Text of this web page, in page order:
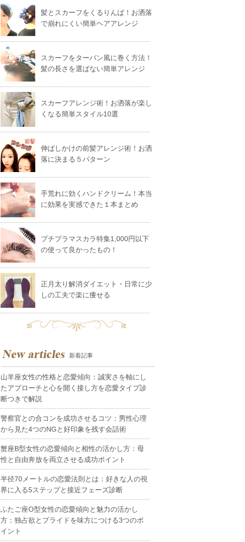
髪とスカーフをくるりんぱ！お洒落
で崩れにくい簡単ヘアアレンジ
スカーフをターバン風に巻く方法！
髪の長さを選ばない簡単アレンジ
スカーフアレンジ術！お洒落が楽し
くなる簡単スタイル10選
伸ばしかけの前髪アレンジ術！お洒
落に決まる５パターン
手荒れに効くハンドクリーム！本当
に効果を実感できた１本まとめ
プチプラマスカラ特集1,000円以下
の使って良かったもの！
正月太り解消ダイエット・日常に少
しの工夫で楽に痩せる
新着記事
山羊座女性の性格と恋愛傾向：誠実さを軸にし
たアプローチと心を開く接し方を恋愛タイプ診
断つきで解説
警察官との合コンを成功させるコツ：男性心理
から見た4つのNGと好印象を残す会話術
蟹座B型女性の恋愛傾向と相性の活かし方：母
性と自由奔放を両立させる成功ポイント
半径70メートルの恋愛法則とは：好きな人の視
界に入る5ステップと接近フェーズ診断
ふたご座O型女性の恋愛傾向と魅力の活かし
方：独占欲とプライドを味方につける3つのポ
イント